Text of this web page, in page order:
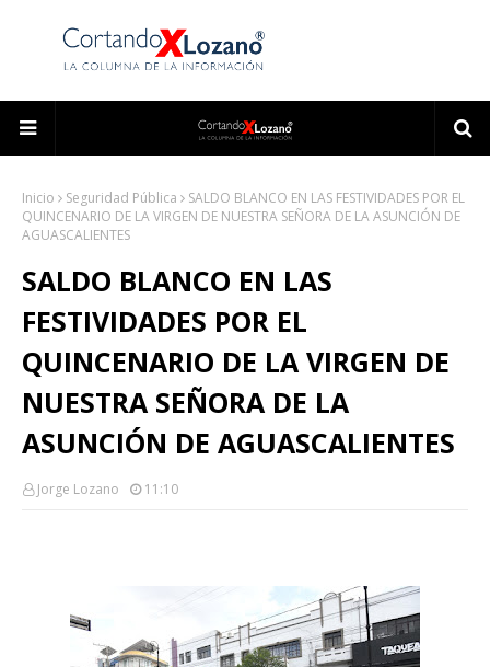
Inicio Seguridad Pública
SALDO BLANCO EN LAS FESTIVIDADES POR EL
QUINCENARIO DE LA VIRGEN DE NUESTRA SEÑORA DE LA ASUNCIÓN DE
AGUASCALIENTES
SALDO BLANCO EN LAS
FESTIVIDADES POR EL
QUINCENARIO DE LA VIRGEN DE
NUESTRA SEÑORA DE LA
ASUNCIÓN DE AGUASCALIENTES
Jorge Lozano 11:10